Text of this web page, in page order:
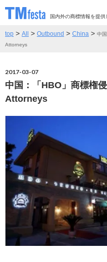
国内外の商標情報を提供
SEMINAR/EVENT
CONTRIBUTORS 情報提供
top > All > Outbound > China > 中
Attorneys
2017-03-07
中国：「HBO」商標権
Attorneys